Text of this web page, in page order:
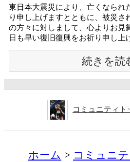
東日本大震災により、亡くなられ
り申し上げますとともに、被災さ
の方々に対しまして、心よりお見
日も早い復旧復興をお祈り申し上
続きを読
コミュニティト
ホーム コミュニテ